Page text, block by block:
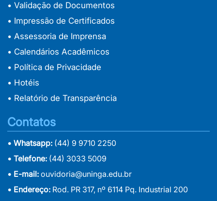
• Validação de Documentos
• Impressão de Certificados
• Assessoria de Imprensa
• Calendários Acadêmicos
• Política de Privacidade
• Hotéis
• Relatório de Transparência
Contatos
• Whatsapp: (44) 9 9710 2250
• Telefone: (44) 3033 5009
• E-mail: ouvidoria@uninga.edu.br
• Endereço: Rod. PR 317, nº 6114 Pq. Industrial 200